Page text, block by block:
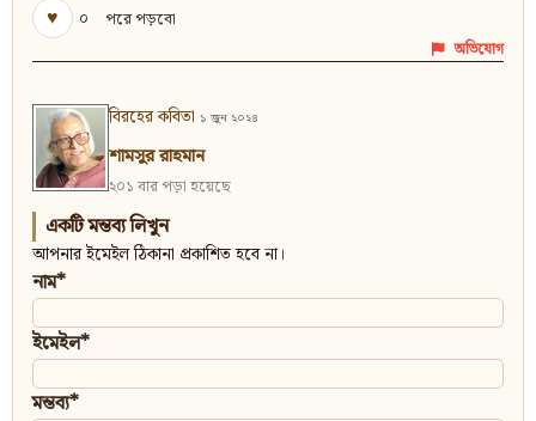
♥
০ পরে পড়বো
অভিযোগ
বিরহের কবিতা ১ জুন ২০২৪
শামসুর রাহমান
২০১ বার পড়া হয়েছে
একটি মন্তব্য লিখুন
আপনার ইমেইল ঠিকানা প্রকাশিত হবে না।
নাম*
ইমেইল*
মন্তব্য*